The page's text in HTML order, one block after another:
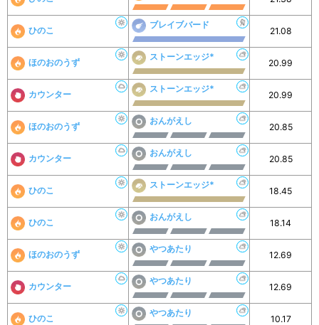
ひのこ
ブレイブバード
21.08
ほのおのうず
ストーンエッジ*
20.99
カウンター
ストーンエッジ*
20.99
ほのおのうず
おんがえし
20.85
カウンター
おんがえし
20.85
ひのこ
ストーンエッジ*
18.45
ひのこ
おんがえし
18.14
ほのおのうず
やつあたり
12.69
カウンター
やつあたり
12.69
ひのこ
やつあたり
10.17